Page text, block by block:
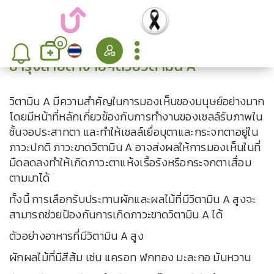
0
บำรุงสายตาง่ายๆด้วยวิตามิน A
วิตามิน A มีความสำคัญในการมองเห็นของมนุษย์อย่างมาก
โดยมีหน้าที่หลักเกี่ยวข้องกับการทำงานของเซลล์รับภาพใน
ชั้นจอประสาทตา และทำให้เซลล์เยื่อบุตาและกระจกตาอยู่ใน
ภาวะปกติ ภาวะขาดวิตามิน A อาจส่งผลให้การมองเห็นในที่
มืดลดลงทำให้เกิดภาวะตาแห้งเรื้อรังหรือกระจกตาเสื่อม
ตามมาได้
ทั้งนี้ การเลือกรับประทานผักและผลไม้ที่มีวิตามิน A สูงจะ
สามารถช่วยป้องกันการเกิดภาวะขาดวิตามิน A ได้
ตัวอย่างอาหารที่มีวิตามิน A สูง
ผักผลไม้ที่มีสีส้ม เช่น แครอท ฬกทอง มะละกอ มันหวาน